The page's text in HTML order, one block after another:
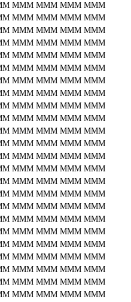
MMM MMM MMM MMM
MMM MMM MMM MMM
MMM MMM MMM MMM
MMM MMM MMM MMM
MMM MMM MMM MMM
MMM MMM MMM MMM
MMM MMM MMM MMM
MMM MMM MMM MMM
MMM MMM MMM MMM
MMM MMM MMM MMM
MMM MMM MMM MMM
MMM MMM MMM MMM
MMM MMM MMM MMM
MMM MMM MMM MMM
MMM MMM MMM MMM
MMM MMM MMM MMM
MMM MMM MMM MMM
MMM MMM MMM MMM
MMM MMM MMM MMM
MMM MMM MMM MMM
MMM MMM MMM MMM
MMM MMM MMM MMM
MMM MMM MMM MMM
MMM MMM MMM MMM